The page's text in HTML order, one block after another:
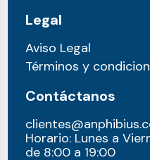
Legal
Aviso Legal
Términos y
Contáctanos
Horario: Lunes a
de 8:00 a 19:00